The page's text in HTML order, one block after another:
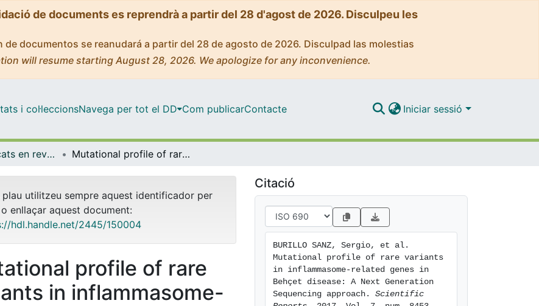
de documents es reprendrà a partir del 28 d'agost de 2026. Disculpeu les
documentos se reanudará a partir del 28 de agosto de 2026. Disculpad las molestias
will resume starting August 28, 2026. We apologize for any inconvenience.
i col·leccionsNavega per tot el DD Com publicarContacte Iniciar sessió
Articles publicats en revistes (Medicina) Mutational profile of rare variants in inflammasome-related genes in Behçet disease: A Next Generation Sequencing approach
plau utilitzeu sempre aquest identificador per
enllaçar aquest document:
hdl.handle.net/2445/150004
profile of rare
in inflammasome-
Citació
BURILLO SANZ, Sergio, et al.
Mutational profile of rare variants
in inflammasome-related genes in
Behçet disease: A Next Generation
Sequencing approach. Scientific